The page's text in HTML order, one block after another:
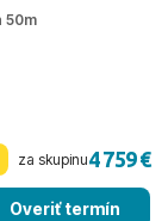
50m
za skupinu4 759 €
Overiť termín